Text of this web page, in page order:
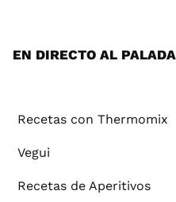
EN DIRECTO AL
Recetas con Thermomix
Vegui
Recetas de Aperitivos